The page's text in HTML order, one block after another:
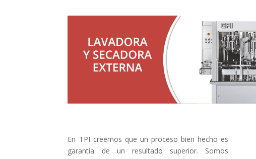
En TPI creemos que un proceso bien hecho es
garantía de un resultado superior. Somos